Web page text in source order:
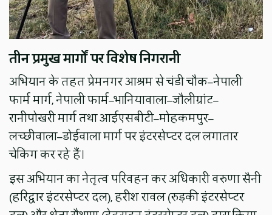
तीन प्रमुख मार्गों पर विशेष निगरानी
अभियान के तहत प्रेमनगर आश्रम से चंडी चौक–नेपाली
फार्म मार्ग, नेपाली फार्म–भानियावाला–जौलीग्रांट–
रानीपोखरी मार्ग तथा आईएसबीटी–मोहकमपुर–
लच्छीवाला–डोईवाला मार्ग पर इंटरसेप्टर दल लगातार
चेकिंग कर रहे हैं।
इस अभियान का नेतृत्व परिवहन कर अधिकारी वरुणा सैनी
(हरिद्वार इंटरसेप्टर दल), हरीश रावल (रुड़की इंटरसेप्टर